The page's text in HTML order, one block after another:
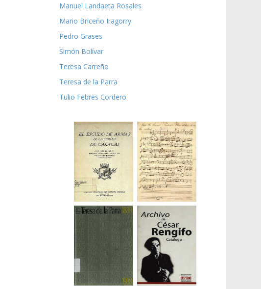
Manuel Landaeta Rosales
Mario Briceño Iragorry
Pedro Grases
Simón Bolívar
Teresa Carreño
Teresa de la Parra
Tulio Febres Cordero